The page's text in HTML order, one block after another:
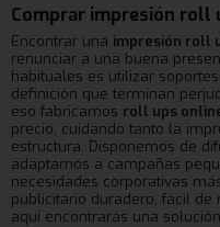
Comprar impresión roll
Encontrar una impresión roll
renunciar a una buena
habituales es utilizar
definición que terminan
eso fabricamos roll ups
precio, cuidando tanto la
estructura. Disponemos de
adaptarnos a campañas
necesidades corporativas
publicitario duradero, fácil
aquí encontrarás una